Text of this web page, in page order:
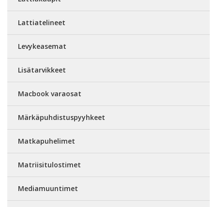
Lattiatelineet
Levykeasemat
Lisätarvikkeet
Macbook varaosat
Märkäpuhdistuspyyhkeet
Matkapuhelimet
Matriisitulostimet
Mediamuuntimet